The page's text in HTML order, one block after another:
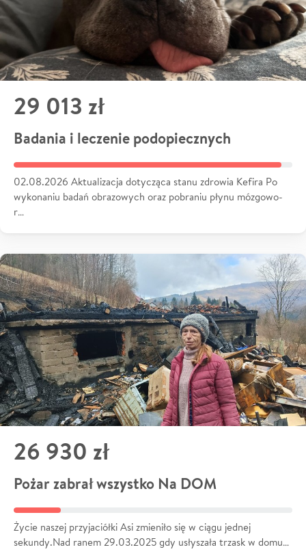
29 013 zł
Badania i leczenie podopiecznych
02.08.2026 Aktualizacja dotycząca stanu zdrowia Kefira Po
wykonaniu badań obrazowych oraz pobraniu płynu mózgowo-
r…
26 930 zł
Pożar zabrał wszystko Na DOM
Życie naszej przyjaciółki Asi zmieniło się w ciągu jednej
sekundy.Nad ranem 29.03.2025 gdy usłyszała trzask w domu…